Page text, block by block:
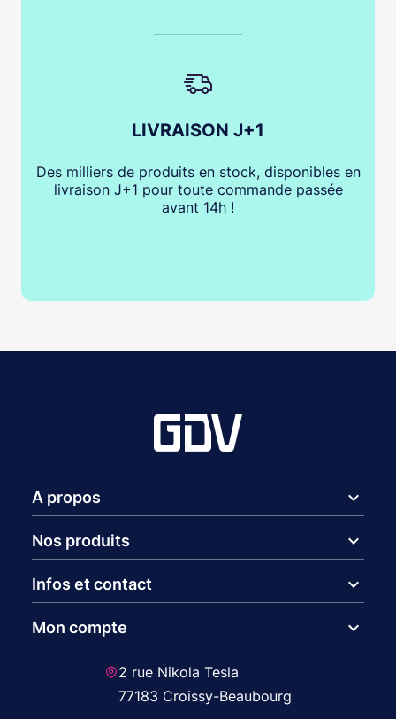
LIVRAISON J+1
Des milliers de produits en stock, disponibles en
livraison J+1 pour toute commande passée
avant 14h !
A propos expand_more
Nos produits expand_more
Infos et contact expand_more
Mon compte expand_more
2 rue Nikola Tesla
77183 Croissy-Beaubourg